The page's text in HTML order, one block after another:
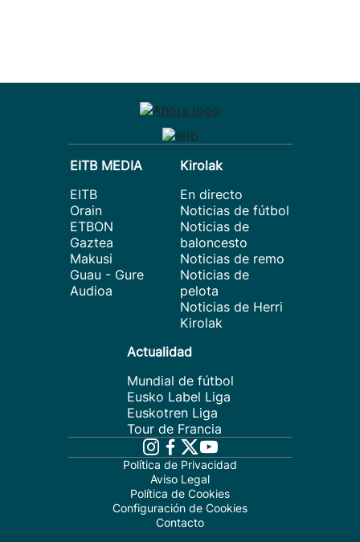
EITB MEDIA
EITB
Orain
ETBON
Gaztea
Makusi
Guau - Gure
Audioa
Kirolak
En directo
Noticias de fútbol
Noticias de
baloncesto
Noticias de remo
Noticias de
pelota
Noticias de Herri
Kirolak
Actualidad
Mundial de fútbol
Eusko Label Liga
Euskotren Liga
Tour de Francia
Política de Privacidad
Aviso Legal
Política de Cookies
Configuración de Cookies
Contacto